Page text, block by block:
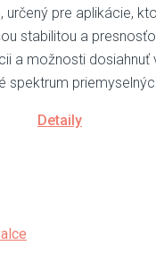
, určený pre aplikácie,
stabilitou a
a možnosti dosiahnuť
spektrum
Detaily